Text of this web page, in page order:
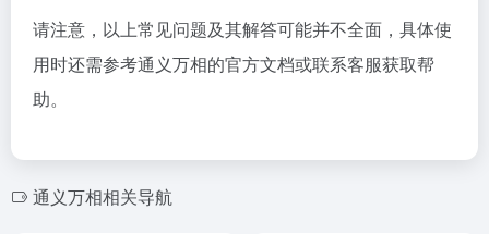
请注意，以上常见问题及其解答可能并不全面，具体使
用时还需参考通义万相的官方文档或联系客服获取帮
助。
通义万相相关导航